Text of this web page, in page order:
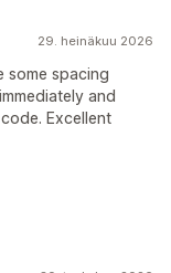
29. heinäkuu 2026
some spacing
and
Excellent